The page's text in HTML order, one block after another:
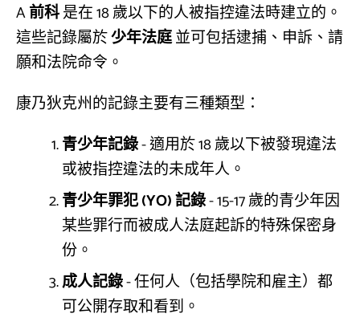
A前科是在 18 歲以下的人被指控違法時建立的。
這些記錄屬於少年法庭並可包括逮捕、申訴、請
願和法院命令。
康乃狄克州的記錄主要有三種類型：
青少年記錄- 適用於 18 歲以下被發現違法
或被指控違法的未成年人。
青少年罪犯 (YO) 記錄- 15-17 歲的青少年因
某些罪行而被成人法庭起訴的特殊保密身
份。
成人記錄- 任何人（包括學院和雇主）都
可公開存取和看到。